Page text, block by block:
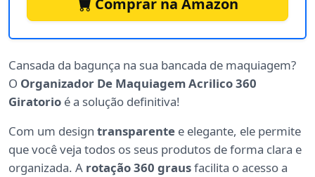
Comprar na Amazon
Cansada da bagunça na sua bancada de maquiagem?
O Organizador De Maquiagem Acrilico 360
Giratorio é a solução definitiva!
Com um design transparente e elegante, ele permite
que você veja todos os seus produtos de forma clara e
organizada. A rotação 360 grausfacilita o acesso a